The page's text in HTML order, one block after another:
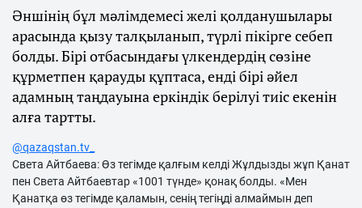
Әншінің бұл мәлімдемесі желі қолданушылары
арасында қызу талқыланып, түрлі пікірге себеп
болды. Бірі отбасындағы үлкендердің сөзіне
құрметпен қарауды құптаса, енді бірі әйел
адамның таңдауына еркіндік берілуі тиіс екенін
алға тартты.
@qazaqstan.tv_
Света Айтбаева: Өз тегімде қалғым келді Жұлдызды жұп Қанат
пен Света Айтбаевтар «1001 түнде» қонақ болды. «Мен
Қанатқа өз тегімде қаламын, сенің тегіңді алмаймын деп